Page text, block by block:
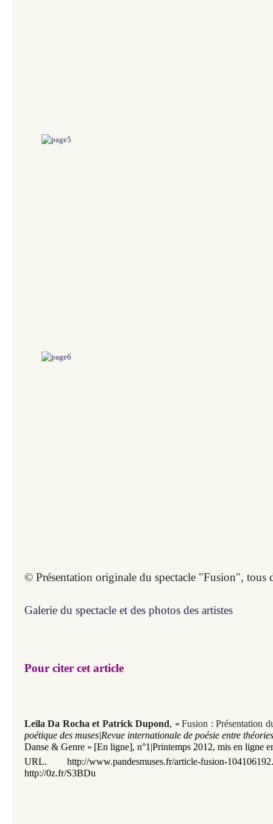
© Présentation originale du spectacle "Fusion", tous
Galerie du spectacle et des photos des artistes
Pour citer cet article
Leïla Da Rocha et Patrick Dupond, « Fusion : Présentation
poétique des muses|Revue internationale de poésie entre
Danse & Genre » [En ligne], n°1|Printemps 2012, mis en ligne
URL. http://www.pandesmuses.fr/article-fusion-
http://0z.fr/S3BDu